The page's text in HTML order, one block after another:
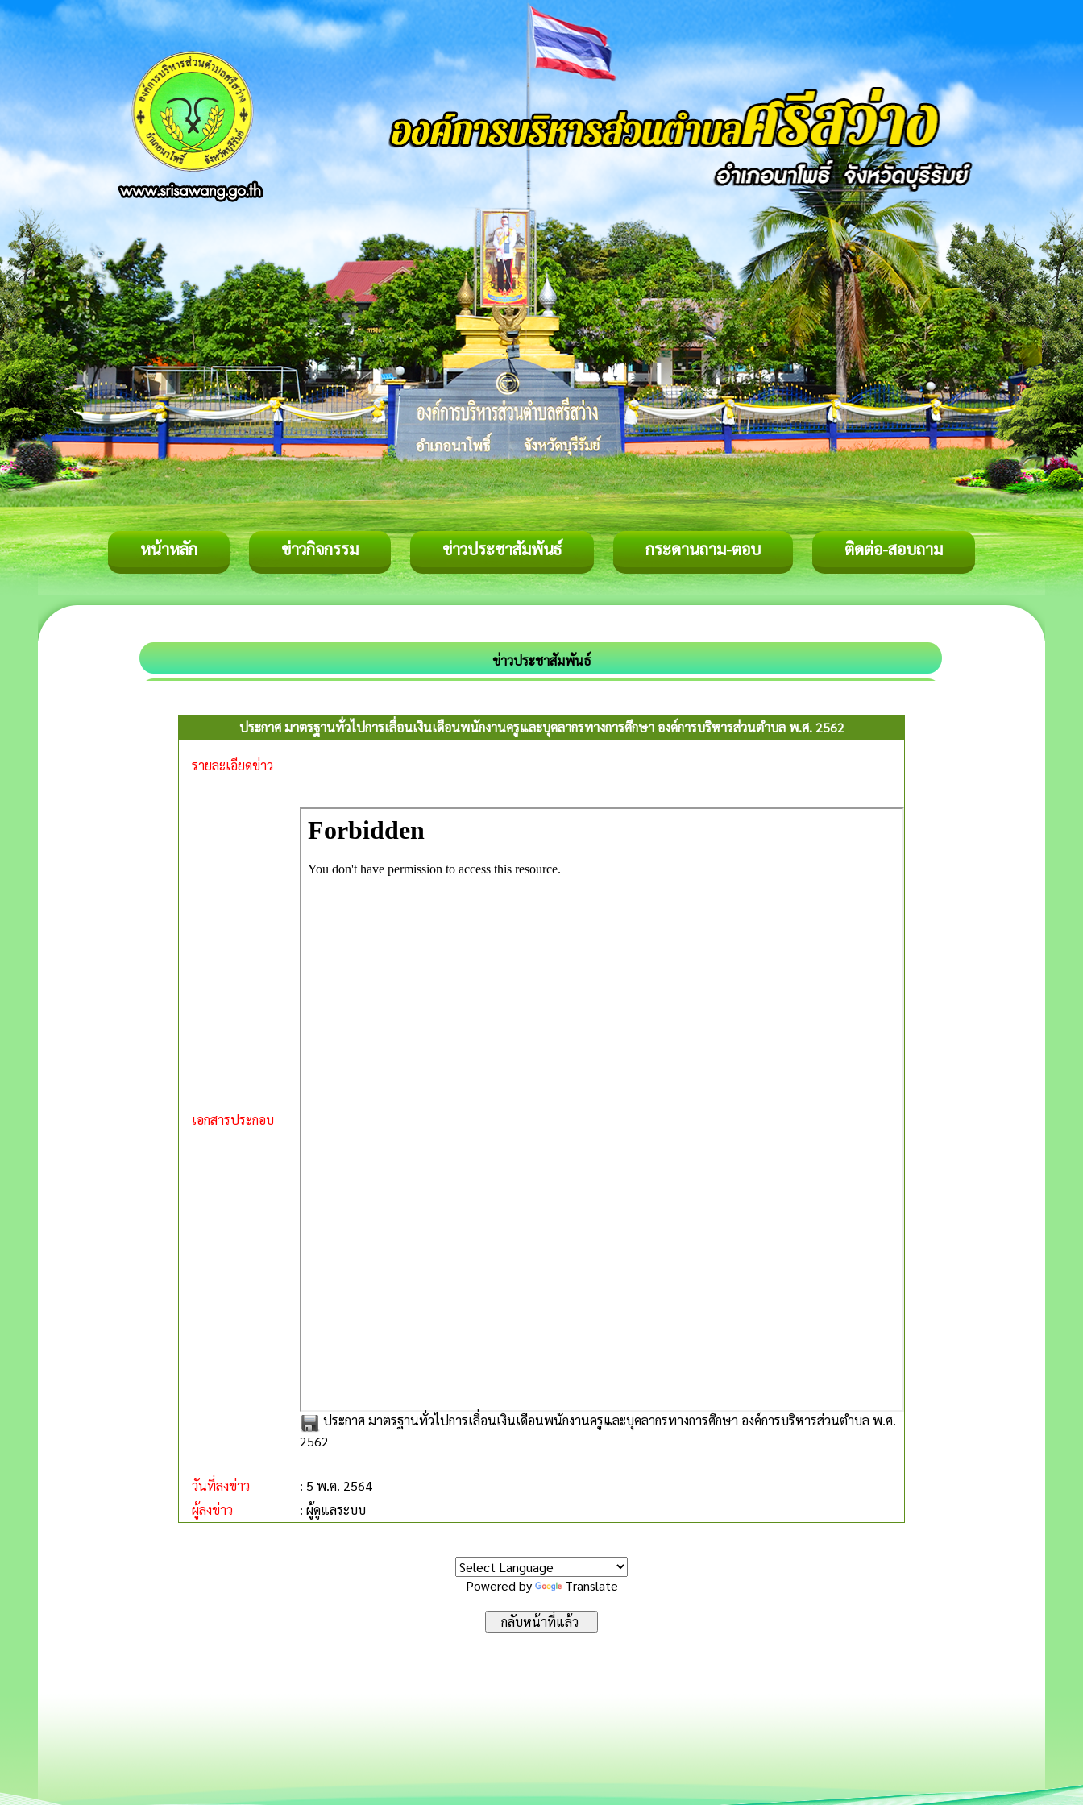
หน้าหลัก ข่าวกิจกรรม ข่าวประชาสัมพันธ์ กระดานถาม-ตอบ ติดต่อ-สอบถาม
ข่าวประชาสัมพันธ์
ประกาศ มาตรฐานทั่วไปการเลื่อนเงินเดือนพนักงานครูและบุคลากรทางการศึกษา องค์การบริหารส่วนตำบล พ.ศ. 2562
รายละเอียดข่าว
เอกสารประกอบ
ประกาศ มาตรฐานทั่วไปการเลื่อนเงินเดือนพนักงานครูและบุคลากรทางการศึกษา องค์การบริหารส่วนตำบล พ.ศ.
2562
วันที่ลงข่าว
: 5 พ.ค. 2564
ผู้ลงข่าว
: ผู้ดูแลระบบ
Powered by Translate